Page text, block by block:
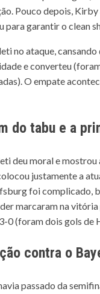
Pouco depois,
para garantir o clean
no ataque, cansando
e converteu
O empate
do tabu e a
deu moral e mostrou
justamente a
foi complicado,
marcaram na
0 (foram dois gols de
contra o
passado da